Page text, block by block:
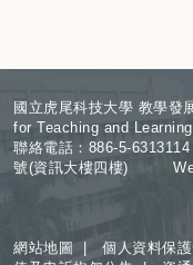
國立虎尾科技大學 教學
for Teaching and
聯絡電話：886-5-
號(資訊大樓四樓)
網站地圖 |個人資料保